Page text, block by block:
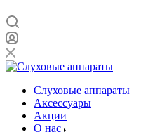
Слуховые аппараты
Аксессуары
Акции
О нас